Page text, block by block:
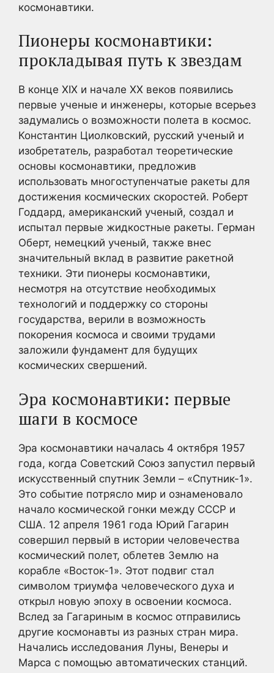
космонавтики.
Пионеры космонавтики:
прокладывая путь к звездам
В конце XIX и начале XX веков появились
первые ученые и инженеры, которые всерьез
задумались о возможности полета в космос.
Константин Циолковский, русский ученый и
изобретатель, разработал теоретические
основы космонавтики, предложив
использовать многоступенчатые ракеты для
достижения космических скоростей. Роберт
Годдард, американский ученый, создал и
испытал первые жидкостные ракеты. Герман
Оберт, немецкий ученый, также внес
значительный вклад в развитие ракетной
техники. Эти пионеры космонавтики,
несмотря на отсутствие необходимых
технологий и поддержку со стороны
государства, верили в возможность
покорения космоса и своими трудами
заложили фундамент для будущих
космических свершений.
Эра космонавтики: первые
шаги в космосе
Эра космонавтики началась 4 октября 1957
года, когда Советский Союз запустил первый
искусственный спутник Земли – «Спутник-1».
Это событие потрясло мир и ознаменовало
начало космической гонки между СССР и
США. 12 апреля 1961 года Юрий Гагарин
совершил первый в истории человечества
космический полет, облетев Землю на
корабле «Восток-1». Этот подвиг стал
символом триумфа человеческого духа и
открыл новую эпоху в освоении космоса.
Вслед за Гагариным в космос отправились
другие космонавты из разных стран мира.
Начались исследования Луны, Венеры и
Марса с помощью автоматических станций.